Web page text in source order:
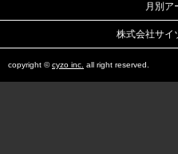
月別ア
株式会社サイ
copyright ©cyzo inc. all right reserved.